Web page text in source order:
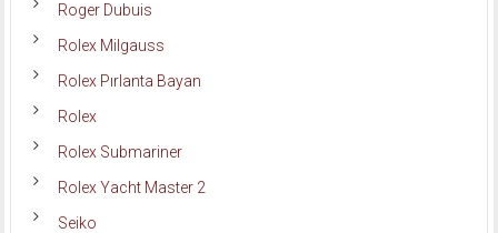
Roger Dubuis
Rolex Milgauss
Rolex Pırlanta Bayan
Rolex
Rolex Submariner
Rolex Yacht Master 2
Seiko